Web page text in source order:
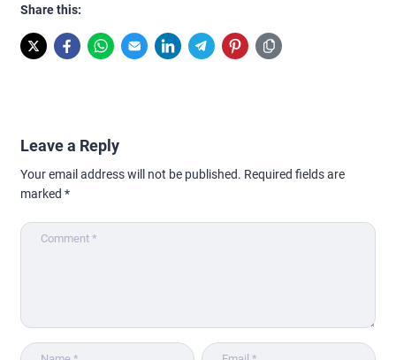
Share this:
Leave a Reply
Your email address will not be published. Required fields are
marked *